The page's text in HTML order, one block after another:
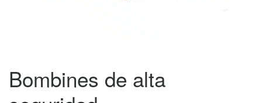
Bombines de alta